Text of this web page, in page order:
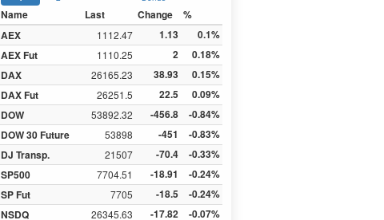
Name Last Change
%
AEX
1112.47 1.13
0.1%
AEX Fut
1110.25 2
0.18%
DAX
26165.23 38.93
0.15%
DAX Fut
26251.5 22.5
0.09%
DOW
53892.32 -456.8
-0.84%
DOW 30 Future
53898 -451
-0.83%
DJ Transp.
21507 -70.4
-0.33%
SP500
7704.51 -18.91
-0.24%
SP Fut
7705 -18.5
-0.24%
NSDQ
26345.63 -17.82
-0.07%